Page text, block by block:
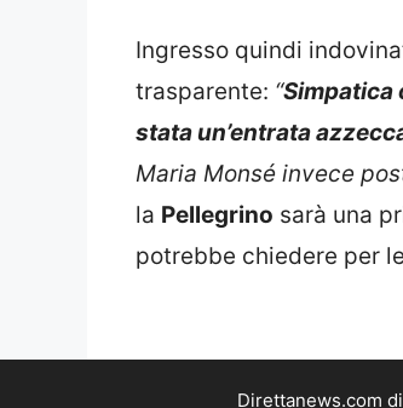
Ingresso quindi
trasparente: “Simpatica
stata un’entrata
Maria Monsé invece
la Pellegrino sarà una
potrebbe chiedere per
Direttanews.com